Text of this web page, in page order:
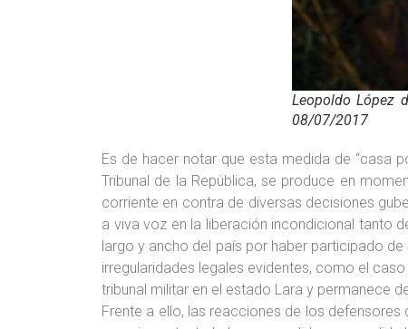
Leopoldo López
08/07/2017
Es de hacer notar que esta medida de “casa
Tribunal de la República, se produce en
corriente en contra de diversas decisiones
a viva voz en la liberación incondicional tanto
largo y ancho del país por haber participado
irregularidades legales evidentes, como el
tribunal militar en el estado Lara y permanece
Frente a ello, las reacciones de los